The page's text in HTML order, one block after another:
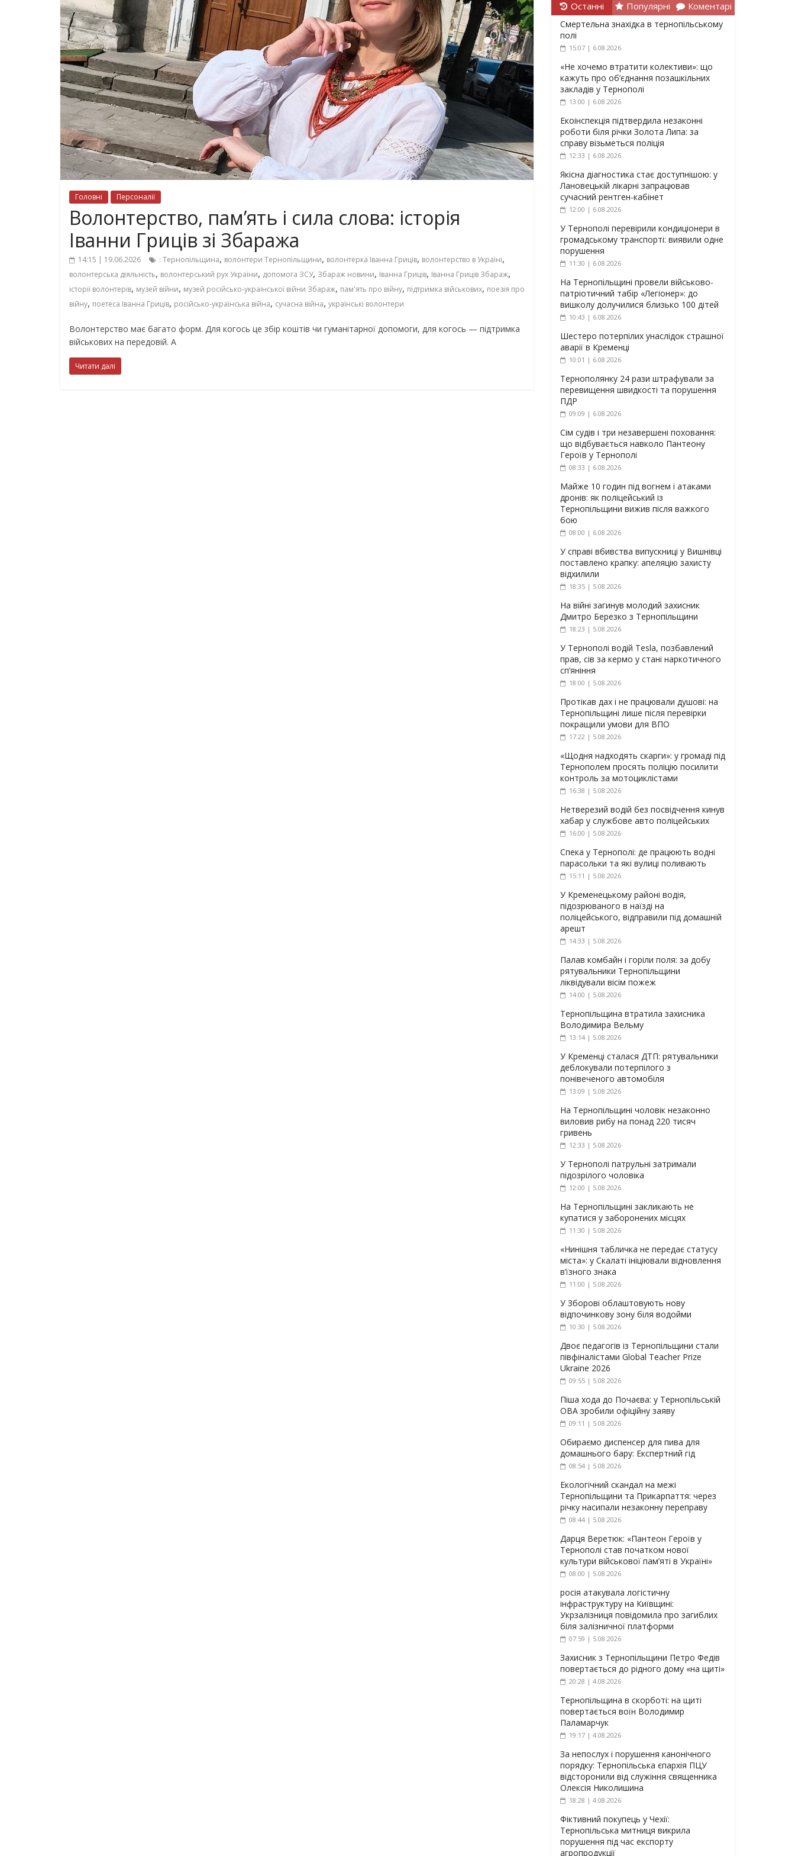
Головні Персоналії
Волонтерство, пам’ять і сила слова: історія
Іванни Гриців зі Збаража
14:15 | 19.06.2026 : Тернопільщина, волонтери Тернопільщини, волонтерка Іванна Гриців, волонтерство в Україні,
волонтерська діяльність, волонтерський рух України, допомога ЗСУ, Збараж новини, Іванна Гриців, Іванна Гриців Збараж,
історії волонтерів, музей війни, музей російсько-української війни Збараж, пам'ять про війну, підтримка військових, поезія про
війну, поетеса Іванна Гриців, російсько-українська війна, сучасна війна, українські волонтери
Волонтерство має багато форм. Для когось це збір коштів чи гуманітарної допомоги, для когось — підтримка
військових на передовій. А
Читати далі
Останні Популярні Коментарі
Смертельна знахідка в тернопільському
полі
15:07 | 6.08.2026
«Не хочемо втратити колективи»: що
кажуть про об’єднання позашкільних
закладів у Тернополі
13:00 | 6.08.2026
Екоінспекція підтвердила незаконні
роботи біля річки Золота Липа: за
справу візьметься поліція
12:33 | 6.08.2026
Якісна діагностика стає доступнішою: у
Лановецькій лікарні запрацював
сучасний рентген-кабінет
12:00 | 6.08.2026
У Тернополі перевірили кондиціонери в
громадському транспорті: виявили одне
порушення
11:30 | 6.08.2026
На Тернопільщині провели військово-
патріотичний табір «Легіонер»: до
вишколу долучилися близько 100 дітей
10:43 | 6.08.2026
Шестеро потерпілих унаслідок страшної
аварії в Кременці
10:01 | 6.08.2026
Тернополянку 24 рази штрафували за
перевищення швидкості та порушення
ПДР
09:09 | 6.08.2026
Сім судів і три незавершені поховання:
що відбувається навколо Пантеону
Героїв у Тернополі
08:33 | 6.08.2026
Майже 10 годин під вогнем і атаками
дронів: як поліцейський із
Тернопільщини вижив після важкого
бою
08:00 | 6.08.2026
У справі вбивства випускниці у Вишнівці
поставлено крапку: апеляцію захисту
відхилили
18:35 | 5.08.2026
На війні загинув молодий захисник
Дмитро Березко з Тернопільщини
18:23 | 5.08.2026
У Тернополі водій Tesla, позбавлений
прав, сів за кермо у стані наркотичного
сп’яніння
18:00 | 5.08.2026
Протікав дах і не працювали душові: на
Тернопільщині лише після перевірки
покращили умови для ВПО
17:22 | 5.08.2026
«Щодня надходять скарги»: у громаді під
Тернополем просять поліцію посилити
контроль за мотоциклістами
16:38 | 5.08.2026
Нетверезий водій без посвідчення кинув
хабар у службове авто поліцейських
16:00 | 5.08.2026
Спека у Тернополі: де працюють водні
парасольки та які вулиці поливають
15:11 | 5.08.2026
У Кременецькому районі водія,
підозрюваного в наїзді на
поліцейського, відправили під домашній
арешт
14:33 | 5.08.2026
Палав комбайн і горіли поля: за добу
рятувальники Тернопільщини
ліквідували вісім пожеж
14:00 | 5.08.2026
Тернопільщина втратила захисника
Володимира Вельму
13:14 | 5.08.2026
У Кременці сталася ДТП: рятувальники
деблокували потерпілого з
понівеченого автомобіля
13:09 | 5.08.2026
На Тернопільщині чоловік незаконно
виловив рибу на понад 220 тисяч
гривень
12:33 | 5.08.2026
У Тернополі патрульні затримали
підозрілого чоловіка
12:00 | 5.08.2026
На Тернопільщині закликають не
купатися у заборонених місцях
11:30 | 5.08.2026
«Нинішня табличка не передає статусу
міста»: у Скалаті ініціювали відновлення
в’їзного знака
11:00 | 5.08.2026
У Зборові облаштовують нову
відпочинкову зону біля водойми
10:30 | 5.08.2026
Двоє педагогів із Тернопільщини стали
півфіналістами Global Teacher Prize
Ukraine 2026
09:55 | 5.08.2026
Піша хода до Почаєва: у Тернопільській
ОВА зробили офіційну заяву
09:11 | 5.08.2026
Обираємо диспенсер для пива для
домашнього бару: Експертний гід
08:54 | 5.08.2026
Екологічний скандал на межі
Тернопільщини та Прикарпаття: через
річку насипали незаконну переправу
08:44 | 5.08.2026
Дарця Веретюк: «Пантеон Героїв у
Тернополі став початком нової
культури військової пам’яті в Україні»
08:00 | 5.08.2026
росія атакувала логістичну
інфраструктуру на Київщині:
Укрзалізниця повідомила про загиблих
біля залізничної платформи
07:59 | 5.08.2026
Захисник з Тернопільщини Петро Федів
повертається до рідного дому «на щиті»
20:28 | 4.08.2026
Тернопільщина в скорботі: на щиті
повертається воїн Володимир
Паламарчук
19:17 | 4.08.2026
За непослух і порушення канонічного
порядку: Тернопільська єпархія ПЦУ
відсторонили від служіння священника
Олексія Николишина
18:28 | 4.08.2026
Фіктивний покупець у Чехії:
Тернопільська митниця викрила
порушення під час експорту
агропродукції